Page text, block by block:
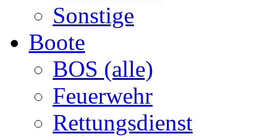
Sonstige
Boote
BOS (alle)
Feuerwehr
Rettungsdienst